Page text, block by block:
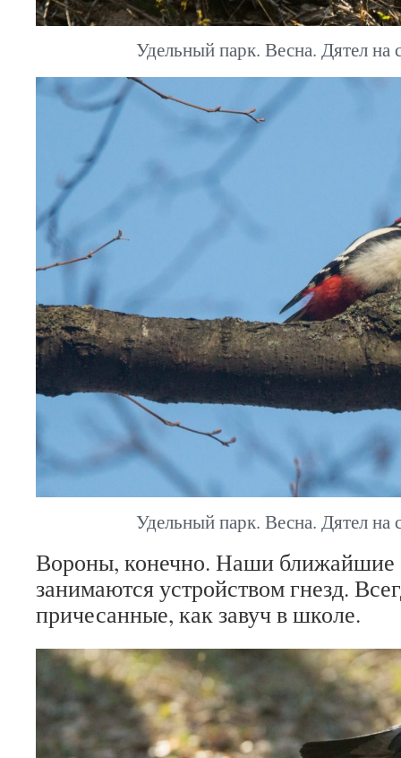
Удельный парк. Весна. Дятел на
Удельный парк. Весна. Дятел на
Вороны, конечно. Наши ближайшие
занимаются устройством гнезд.
причесанные, как завуч в школе.